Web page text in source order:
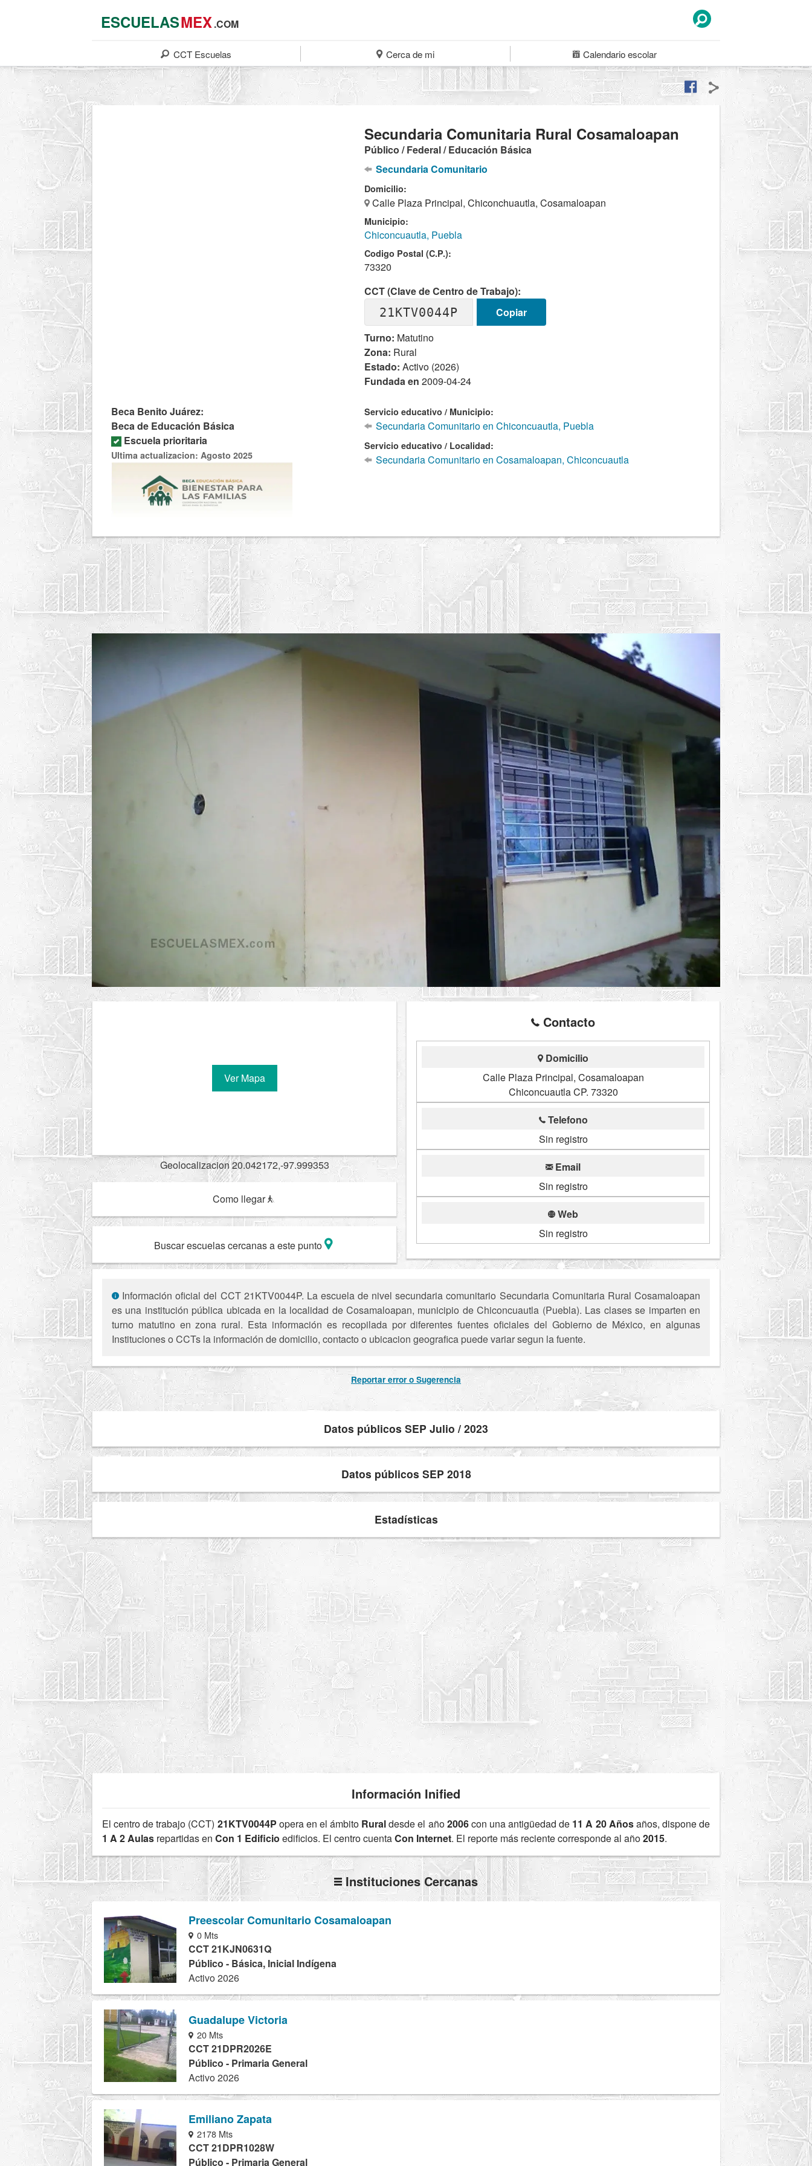
ESCUELASMEX.COM
CCT Escuelas Cerca de mi Calendarioescolar
Secundaria Comunitaria Rural Cosamaloapan
Público / Federal / Educación Básica
Secundaria Comunitario
Domicilio:
Calle Plaza Principal, Chiconchuautla, Cosamaloapan
Municipio:
Chiconcuautla, Puebla
Codigo Postal (C.P.):
73320
CCT (Clave de Centro de Trabajo):
21KTV0044P
Copiar
Turno: Matutino
Zona: Rural
Estado: Activo (2026)
Fundada en2009-04-24
Beca Benito Juárez:
Beca de Educación Básica
Escuela prioritaria
Ultima actualizacion: Agosto 2025
Servicio educativo / Municipio:
Secundaria Comunitario en Chiconcuautla, Puebla
Servicio educativo / Localidad:
Secundaria Comunitario en Cosamaloapan, Chiconcuautla
Ver Mapa
Geolocalizacion 20.042172,-97.999353
Como llegar
Buscar escuelas cercanas a este punto
Contacto
Domicilio
Calle Plaza Principal, Cosamaloapan
Chiconcuautla CP. 73320
Telefono
Sin registro
Email
Sin registro
Web
Sin registro
Información oficial del CCT 21KTV0044P. La escuela de nivel secundaria comunitario Secundaria Comunitaria Rural Cosamaloapan
es una institución pública ubicada en la localidad de Cosamaloapan, municipio de Chiconcuautla (Puebla). Las clases se imparten en
turno matutino en zona rural. Esta información es recopilada por diferentes fuentes oficiales del Gobierno de México, en algunas
Instituciones o CCTs la información de domicilio, contacto o ubicacion geografica puede variar segun la fuente.
Reportar error o Sugerencia
Datos públicos SEP Julio / 2023
Datos públicos SEP 2018
Estadísticas
Información Inified
El centro de trabajo (CCT) 21KTV0044P opera en el ámbito Ruraldesde el año2006con una antigüedad de 11 A 20 Añosaños, dispone de
1 A 2 Aulas repartidas en Con 1 Edificio edificios. El centro cuentaCon Internet. El reporte más reciente corresponde al año2015.
Instituciones Cercanas
Preescolar Comunitario Cosamaloapan
0 Mts
CCT 21KJN0631Q
Público - Básica, Inicial Indígena
Activo 2026
Guadalupe Victoria
20 Mts
CCT 21DPR2026E
Público - Primaria General
Activo 2026
Emiliano Zapata
2178 Mts
CCT 21DPR1028W
Público - Primaria General